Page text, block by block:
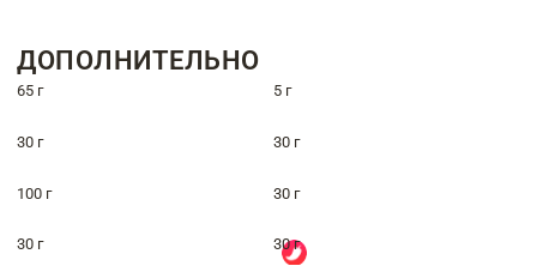
ДОПОЛНИТЕЛЬНО
65 г 5 г
30 г 30 г
100 г 30 г
30 г 30 г